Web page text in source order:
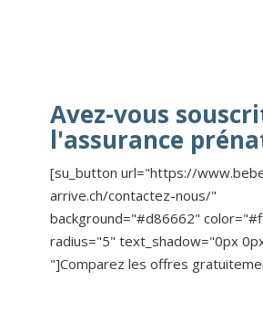
Avez-vous
l'assurance
[su_button url="https://
arrive.ch/contactez-nous/"
background="#d86662"
radius="5" text_shadow="0px
"]Comparez les offres